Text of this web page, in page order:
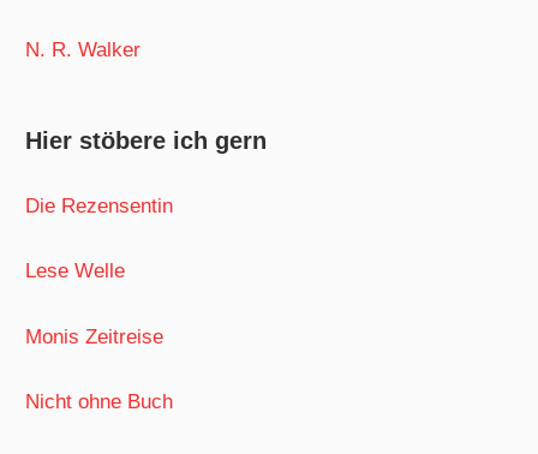
N. R. Walker
Hier stöbere ich gern
Die Rezensentin
Lese Welle
Monis Zeitreise
Nicht ohne Buch